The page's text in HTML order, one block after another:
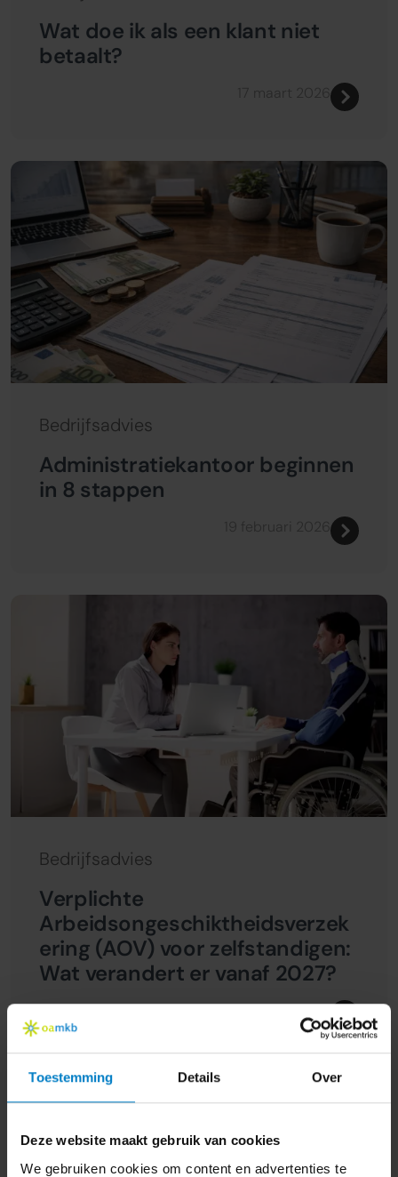
Toestemming Details Over
Deze website maakt gebruik van cookies
We gebruiken cookies om content en advertenties te
Wat doe ik als een klant niet
betaalt?
Bedrijfsadvies
Administratiekantoor beginnen
in 8 stappen
Bedrijfsadvies
Verplichte
Arbeidsongeschiktheidsverzek
ering (AOV) voor zelfstandigen:
Wat verandert er vanaf 2027?
21 oktober 2024